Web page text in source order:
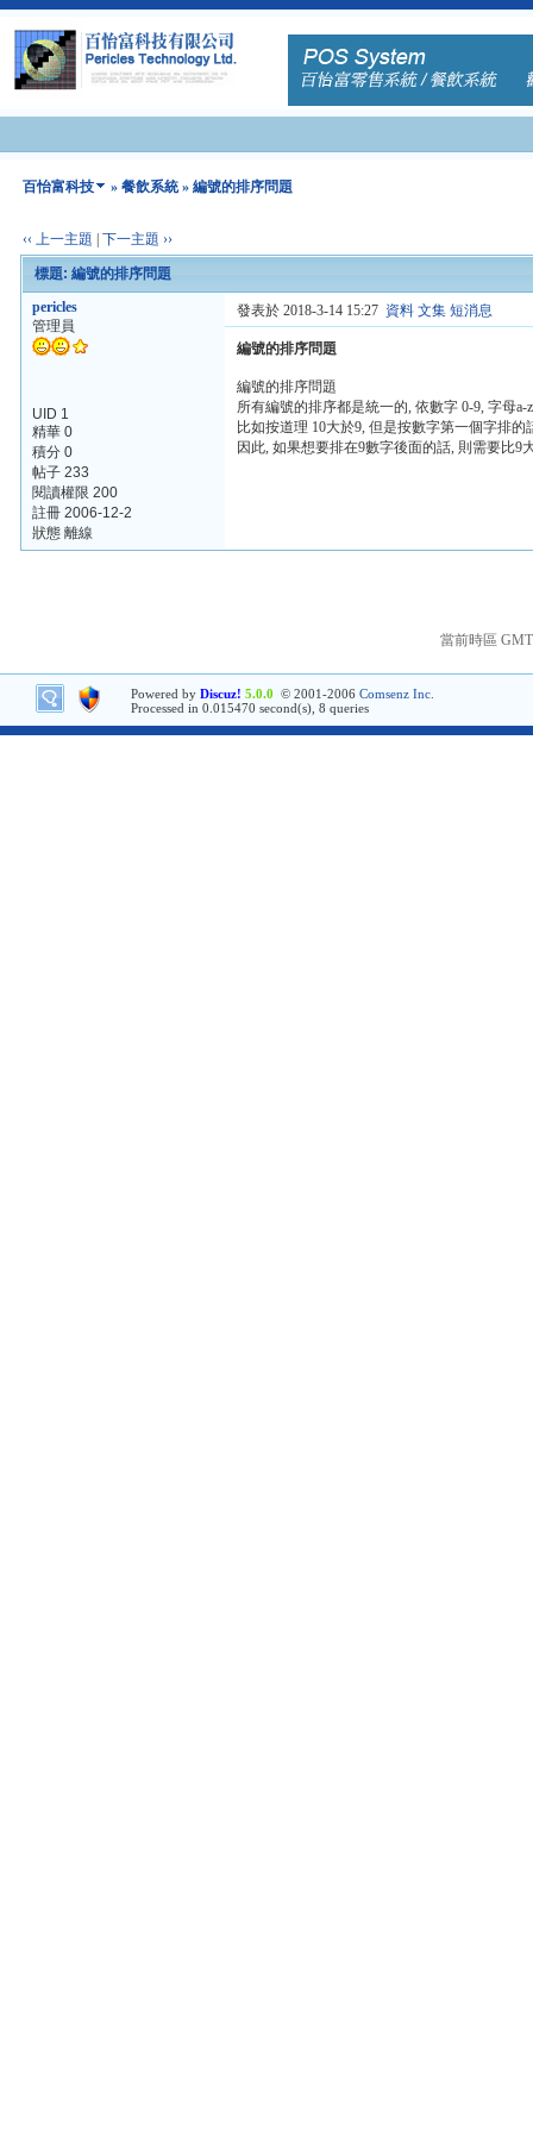
百怡富科技 »餐飲系統 » 編號的排序問題
‹‹ 上一主題 |下一主題 ››
標題: 編號的排序問題
pericles
管理員
UID 1
精華 0
積分 0
帖子 233
閱讀權限 200
註冊 2006-12-2
狀態 離線
發表於 2018-3-14 15:27 資料 文集 短消息
編號的排序問題
編號的排序問題
所有編號的排序都是統一的, 依數字 0-9, 字母a-
比如按道理 10大於9, 但是按數字第一個字排
因此, 如果想要排在9數字後面的話, 則需要比9
當前時區
Powered by Discuz! 5.0.0 © 2001-2006 Comsenz Inc.
Processed in 0.015470 second(s), 8 queries